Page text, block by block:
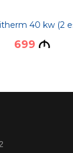
40 kw (2
699 M